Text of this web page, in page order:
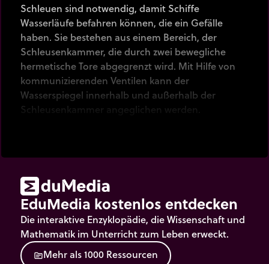
Schleuen sind notwendig, damit Schiffe
Wasserläufe befahren können, die ein Gefälle
haben. Sie bestehen aus einem Bereich, der
Schleusenkammer, die durch zwei bewegliche
hermetische Tore abgegrenzt wird. Mit Hilfe von
kommunizierenden Ventilen kann der
Wasserspiegel innerhalb und außerhalb der
Schleusenkammer angeglichen werden.
EduMedia kostenlos entdecken
Die interaktive Enzyklopädie, die Wissenschaft und
Mathematik im Unterricht zum Leben erweckt.
sourceMehrals1000 Ressourcen